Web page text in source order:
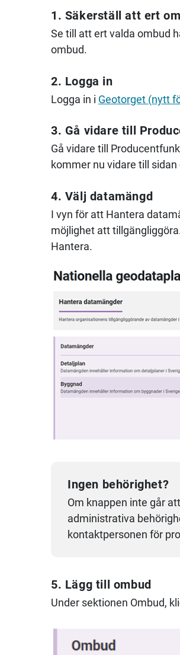
1. Säkerställ att ert
Se till att ert valda ombud
ombud.
2. Logga in
Logga in i Geotorget (nytt
3. Gå vidare till
Gå vidare till
kommer nu vidare till
4. Välj datamängd
I vyn för att Hantera
möjlighet att
Hantera.
Ingen behörighet?
Om knappen inte går
administrativa
kontaktpersonen för
5. Lägg till ombud
Under sektionen Ombud, k